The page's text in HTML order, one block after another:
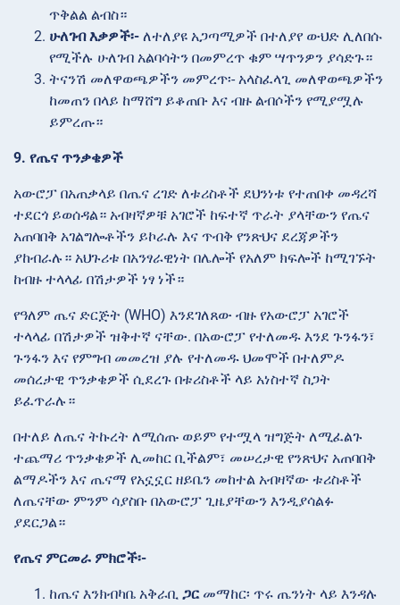
ጥቅልል ልብስ።
ሁለገብ እቃዎች፡- ለተለያዩ አጋጣሚዎች በተለያየ ውህድ ሊለበሱ
የሚችሉ ሁለገብ አልባሳትን በመምረጥ ቁም ሣጥንዎን ያሳድጉ።
ትናንሽ መለዋወጫዎችን መምረጥ፡- አላስፈላጊ መለዋወጫዎችን
ከመጠን በላይ ከማሸግ ይቆጠቡ እና ብዙ ልብሶችን የሚያሟሉ
ይምረጡ።
9. የጤና ጥንቃቄዎች
አውሮፓ በአጠቃላይ በጤና ረገድ ለቱሪስቶች ደህንነቱ የተጠበቀ መዳረሻ
ተደርጎ ይወሰዳል። አብዛኛዎቹ አገሮች ከፍተኛ ጥራት ያላቸውን የጤና
አጠባበቅ አገልግሎቶችን ይኮራሉ እና ጥብቅ የንጽህና ደረጃዎችን
ያከብራሉ። አህጉሪቱ በአንፃራዊነት በሌሎች የአለም ክፍሎች ከሚገኙት
ከብዙ ተላላፊ በሽታዎች ነፃ ነች።
የዓለም ጤና ድርጅት (WHO) እንደገለጸው ብዙ የአውሮፓ አገሮች
ተላላፊ በሽታዎች ዝቅተኛ ናቸው. በአውሮፓ የተለመዱ እንደ ጉንፋን፣
ጉንፋን እና የምግብ መመረዝ ያሉ የተለመዱ ህመሞች በተለምዶ
መሰረታዊ ጥንቃቄዎች ሲደረጉ በቱሪስቶች ላይ አነስተኛ ስጋት
ይፈጥራሉ።
በተለይ ለጤና ትኩረት ለሚሰጡ ወይም የተሟላ ዝግጅት ለሚፈልጉ
ተጨማሪ ጥንቃቄዎች ሊመከር ቢችልም፣ መሠረታዊ የንጽህና አጠባበቅ
ልማዶችን እና ጤናማ የአኗኗር ዘይቤን መከተል አብዛኛው ቱሪስቶች
ለጤናቸው ምንም ሳያስቡ በአውሮፓ ጊዜያቸውን እንዲያሳልፉ
ያደርጋል።
የጤና ምርመራ ምክሮች፡-
ከጤና እንክብካቤ አቅራቢ ጋር መማከር፡ ጥሩ ጤንነት ላይ እንዳሉ